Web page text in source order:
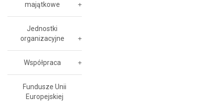
majątkowe
Jednostki
organizacyjne
Współpraca
Fundusze Unii
Europejskiej